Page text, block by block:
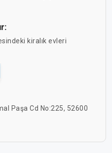
kiralık evleri
Paşa Cd No:225, 52600